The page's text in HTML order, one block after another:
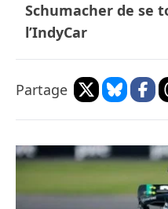
Schumacher de se
l’IndyCar
Partage